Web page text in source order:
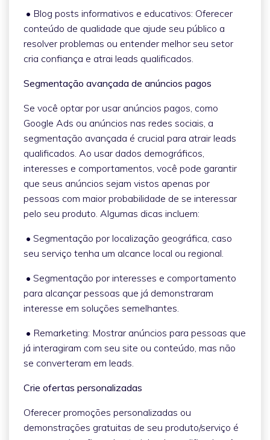
• Blog posts informativos e educativos: Oferecer
conteúdo de qualidade que ajude seu público a
resolver problemas ou entender melhor seu setor
cria confiança e atrai leads qualificados.
Segmentação avançada de anúncios pagos
Se você optar por usar anúncios pagos, como
Google Ads ou anúncios nas redes sociais, a
segmentação avançada é crucial para atrair leads
qualificados. Ao usar dados demográficos,
interesses e comportamentos, você pode garantir
que seus anúncios sejam vistos apenas por
pessoas com maior probabilidade de se interessar
pelo seu produto. Algumas dicas incluem:
• Segmentação por localização geográfica, caso
seu serviço tenha um alcance local ou regional.
• Segmentação por interesses e comportamento
para alcançar pessoas que já demonstraram
interesse em soluções semelhantes.
• Remarketing: Mostrar anúncios para pessoas que
já interagiram com seu site ou conteúdo, mas não
se converteram em leads.
Crie ofertas personalizadas
Oferecer promoções personalizadas ou
demonstrações gratuitas de seu produto/serviço é